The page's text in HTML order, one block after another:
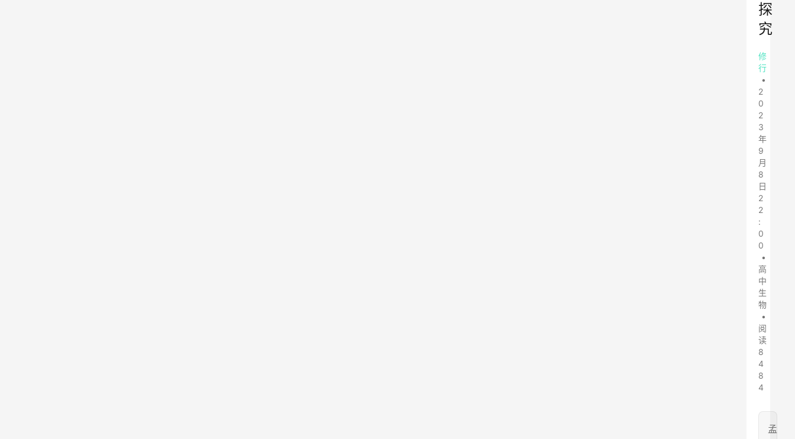
探
究
修
行
•
2
0
2
3
年
9
月
8
日
2
2
:
0
0
•
高
中
生
物
•
阅
读
8
4
8
4
孟